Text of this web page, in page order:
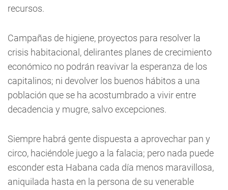
recursos.
Campañas de higiene, proyectos para resolver la
crisis habitacional, delirantes planes de crecimiento
económico no podrán reavivar la esperanza de los
capitalinos; ni devolver los buenos hábitos a una
población que se ha acostumbrado a vivir entre
decadencia y mugre, salvo excepciones.
Siempre habrá gente dispuesta a aprovechar pan y
circo, haciéndole juego a la falacia; pero nada puede
esconder esta Habana cada día menos maravillosa,
aniquilada hasta en la persona de su venerable